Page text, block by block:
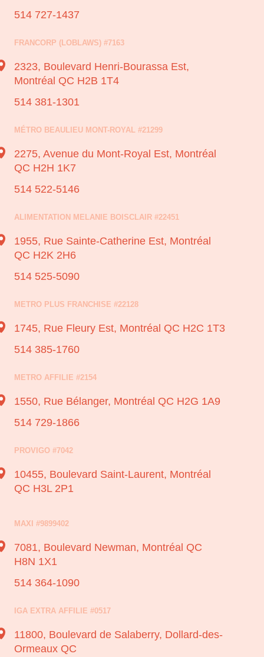
514 727-1437
FRANCORP (LOBLAWS) #7163
2323, Boulevard Henri-Bourassa Est,
Montréal QC H2B 1T4
514 381-1301
MÉTRO BEAULIEU MONT-ROYAL #21299
2275, Avenue du Mont-Royal Est, Montréal
QC H2H 1K7
514 522-5146
ALIMENTATION MELANIE BOISCLAIR #22451
1955, Rue Sainte-Catherine Est, Montréal
QC H2K 2H6
514 525-5090
METRO PLUS FRANCHISE #22128
1745, Rue Fleury Est, Montréal QC H2C 1T3
514 385-1760
METRO AFFILIE #2154
1550, Rue Bélanger, Montréal QC H2G 1A9
514 729-1866
PROVIGO #7042
10455, Boulevard Saint-Laurent, Montréal
QC H3L 2P1
MAXI #9899402
7081, Boulevard Newman, Montréal QC
H8N 1X1
514 364-1090
IGA EXTRA AFFILIE #0517
11800, Boulevard de Salaberry, Dollard-des-
Ormeaux QC